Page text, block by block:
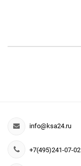
info@ksa24.ru
+7(495)241-07-02